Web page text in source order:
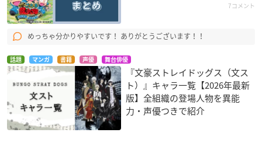
7コメント
めっちゃ分かりやすいです！ ありがとうございます！！
話題 マンガ 書籍 声優 舞台俳優
『文豪ストレイドッグス（文ス
ト）』キャラ一覧【2026年最新
版】全組織の登場人物を異能
力・声優つきで紹介